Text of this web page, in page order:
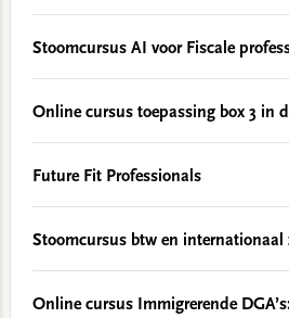
Stoomcursus AI voor Fiscale
Online cursus toepassing box 3 in
Future Fit Professionals
Stoomcursus btw en internationaal
Online cursus Immigrerende